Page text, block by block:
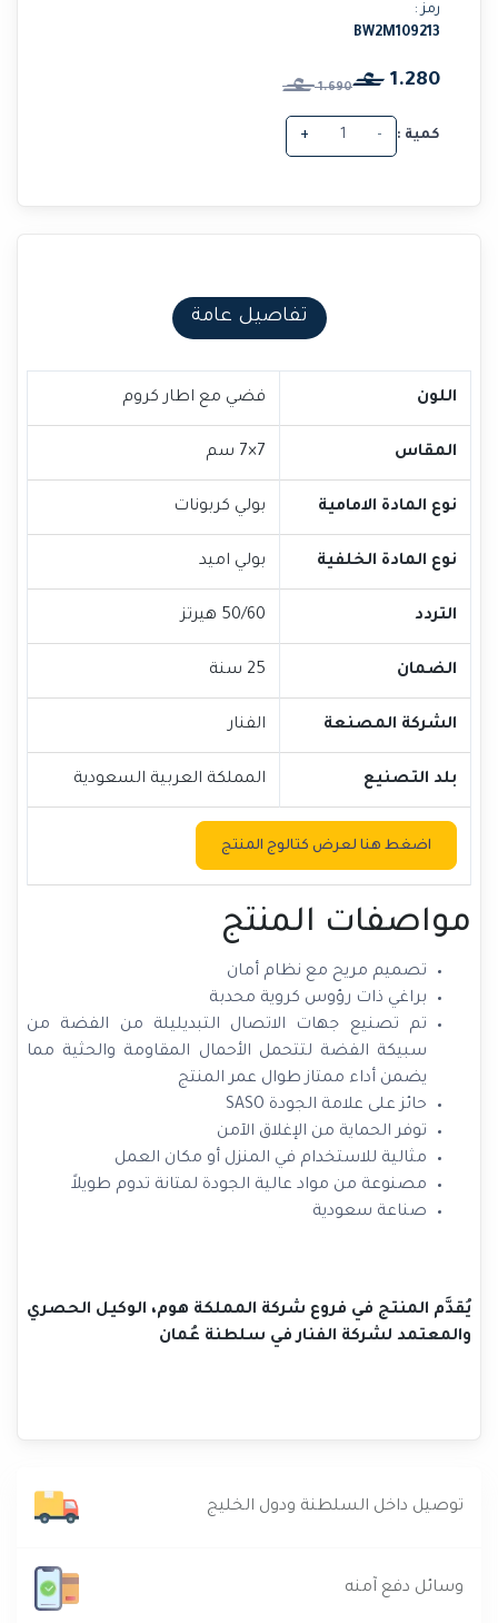
رمز :
BW2M109213
1.280
1.690
كمية : -
+
تفاصيل عامة
اللون فضي مع اطار كروم
المقاس 7×7 سم
نوع المادة الامامية بولي كربونات
نوع المادة الخلفية بولي اميد
التردد 50/60 هيرتز
الضمان 25 سنة
الشركة المصنعة الفنار
بلد التصنيع المملكة العربية السعودية
اضغط هنا لعرض كتالوج المنتج
مواصفات المنتج
تصميم مريح مع نظام أمان
براغي ذات رؤوس كروية محدبة
تم تصنيع جهات الاتصال التبديليلة من الفضة من
سبيكة الفضة لتتحمل الأحمال المقاومة والحثية مما
يضمن أداء ممتاز طوال عمر المنتج
حائز على علامة الجودة SASO
توفر الحماية من الإغلاق الآمن
مثالية للاستخدام في المنزل أو مكان العمل
مصنوعة من مواد عالية الجودة لمتانة تدوم طويلاً
صناعة سعودية
يُقدَّم المنتج في فروع شركة المملكة هوم، الوكيل الحصري
والمعتمد لشركة الفنار في سلطنة عُمان
توصيل داخل السلطنة ودول الخليج
وسائل دفع آمنه